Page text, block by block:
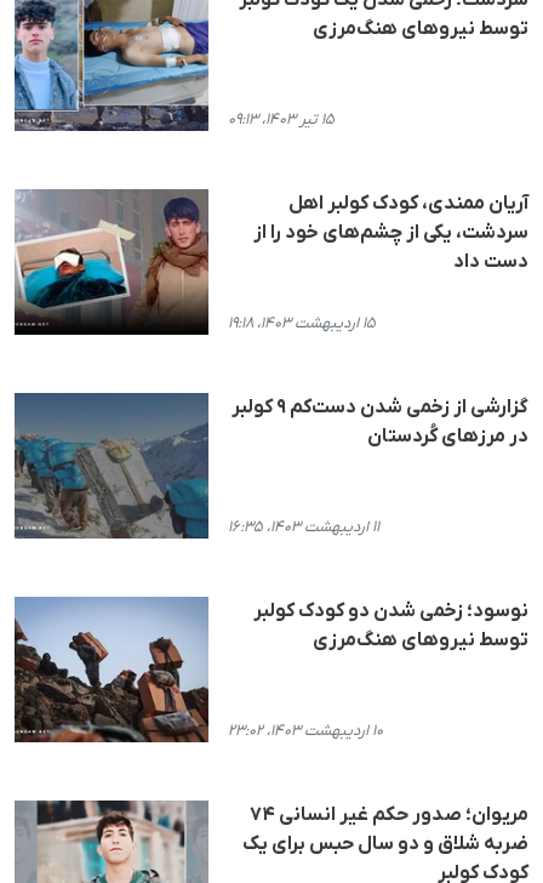
توسط نیروهای هنگ‌مرزی
۱۵ تیر ۱۴۰۳، ۰۹:۱۳
آریان ممندی، کودک کولبر اهل
سردشت، یکی از چشم‌های خود را از
دست داد
۱۵ اردیبهشت ۱۴۰۳، ۱۹:۱۸
گزارشی از زخمی شدن دست‌کم ۹ کولبر
در مرزهای کُردستان
۱۱ اردیبهشت ۱۴۰۳، ۱۶:۳۵
نوسود؛ زخمی شدن دو کودک کولبر
توسط نیروهای هنگ‌مرزی
۱۰ اردیبهشت ۱۴۰۳، ۲۳:۰۲
مریوان؛ صدور حکم غیر انسانی ۷۴
ضربه شلاق و دو سال حبس برای یک
کودک کولبر